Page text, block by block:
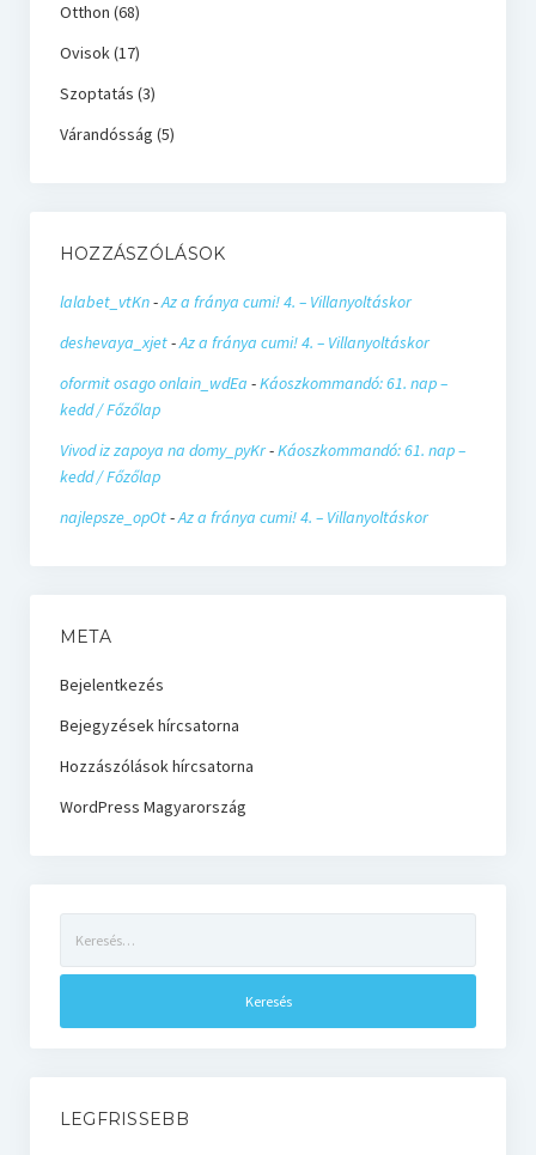
Otthon (68)
Ovisok(17)
Szoptatás (3)
Várandósság (5)
HOZZÁSZÓLÁSOK
lalabet_vtKn-Az a fránya cumi! 4. – Villanyoltáskor
deshevaya_xjet-Az a fránya cumi! 4. – Villanyoltáskor
oformit osago onlain_wdEa -Káoszkommandó: 61. nap –
kedd / Főzőlap
Vivod iz zapoya na domy_pyKr-Káoszkommandó: 61. nap –
kedd / Főzőlap
najlepsze_opOt-Az a fránya cumi! 4. – Villanyoltáskor
META
Bejelentkezés
Bejegyzések hírcsatorna
Hozzászólások hírcsatorna
WordPress Magyarország
LEGFRISSEBB